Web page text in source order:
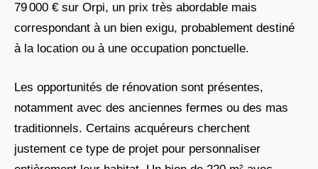
79 000 € sur Orpi, un prix très abordable mais
correspondant à un bien exigu, probablement destiné
à la location ou à une occupation ponctuelle.
Les opportunités de rénovation sont présentes,
notamment avec des anciennes fermes ou des mas
traditionnels. Certains acquéreurs cherchent
justement ce type de projet pour personnaliser